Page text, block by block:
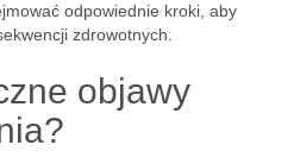
odpowiednie kroki, aby
zdrowotnych.
objawy